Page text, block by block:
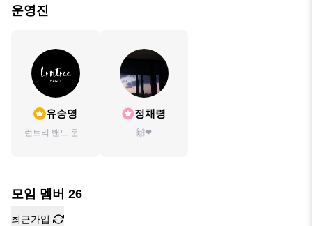
운영진
유승영
런트리 밴드 운영
정채령
🙌❤
모임 멤버 26
최근가입